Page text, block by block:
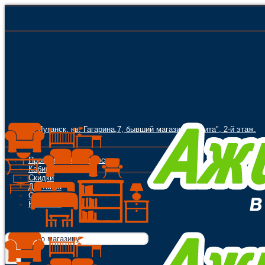
г. Луганск, кв. Гагарина,7, бывший магазин "Орбита", 2-й этаж.
Программа Лояльности
Кабинет
Скидки
Доставка
Оплата
Контакты